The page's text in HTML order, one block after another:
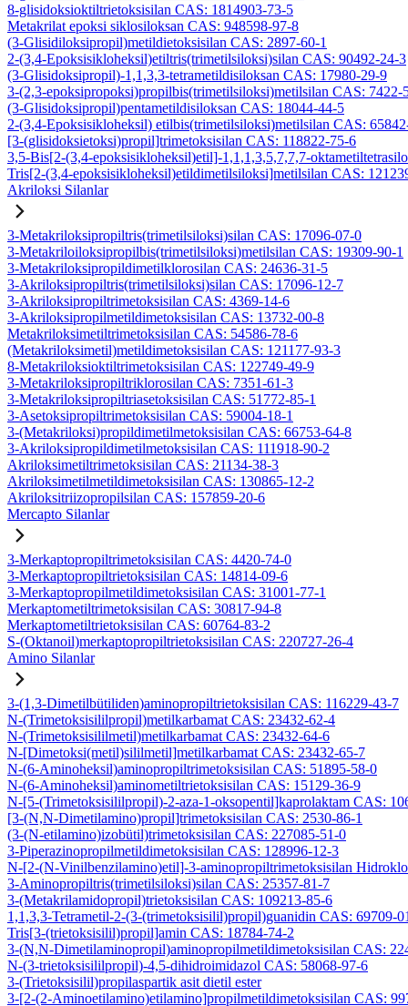
8-glisidoksioktiltrietoksisilan CAS: 1814903-73-5
Metakrilat epoksi siklosiloksan CAS: 948598-97-8
(3-Glisidiloksipropil)metildietoksisilan CAS: 2897-60-1
2-(3,4-Epoksisikloheksil)etiltris(trimetilsiloksi)silan CAS: 90492-24-3
(3-Glisidoksipropil)-1,1,3,3-tetrametildisiloksan CAS: 17980-29-9
3-(2,3-epoksipropoksi)propilbis(trimetilsiloksi)metilsilan CAS: 7422-
(3-Glisidoksipropil)pentametildisiloksan CAS: 18044-44-5
2-(3,4-Epoksisikloheksil) etilbis(trimetilsiloksi)metilsilan CAS:
[3-(glisidoksietoksi)propil]trimetoksisilan CAS: 118822-75-6
3,5-Bis[2-(3,4-epoksisikloheksil)etil]-1,1,1,3,5,7,7,7-
Tris[2-(3,4-epoksisikloheksil)etildimetilsiloksi]metilsilan CAS:
Akriloksi Silanlar
3-Metakriloksipropiltris(trimetilsiloksi)silan CAS: 17096-07-0
3-Metakriloiloksipropilbis(trimetilsiloksi)metilsilan CAS: 19309-90-1
3-Metakriloksipropildimetilklorosilan CAS: 24636-31-5
3-Akriloksipropiltris(trimetilsiloksi)silan CAS: 17096-12-7
3-Akriloksipropiltrimetoksisilan CAS: 4369-14-6
3-Akriloksipropilmetildimetoksisilan CAS: 13732-00-8
Metakriloksimetiltrimetoksisilan CAS: 54586-78-6
(Metakriloksimetil)metildimetoksisilan CAS: 121177-93-3
8-Metakriloksioktiltrimetoksisilan CAS: 122749-49-9
3-Metakriloksipropiltriklorosilan CAS: 7351-61-3
3-Metakriloksipropiltriasetoksisilan CAS: 51772-85-1
3-Asetoksipropiltrimetoksisilan CAS: 59004-18-1
3-(Metakriloksi)propildimetilmetoksisilan CAS: 66753-64-8
3-Akriloksipropildimetilmetoksisilan CAS: 111918-90-2
Akriloksimetiltrimetoksisilan CAS: 21134-38-3
Akriloksimetilmetildimetoksisilan CAS: 130865-12-2
Akriloksitriizopropilsilan CAS: 157859-20-6
Mercapto Silanlar
3-Merkaptopropiltrimetoksisilan CAS: 4420-74-0
3-Merkaptopropiltrietoksisilan CAS: 14814-09-6
3-Merkaptopropilmetildimetoksisilan CAS: 31001-77-1
Merkaptometiltrimetoksisilan CAS: 30817-94-8
Merkaptometiltrietoksisilan CAS: 60764-83-2
S-(Oktanoil)merkaptopropiltrietoksisilan CAS: 220727-26-4
Amino Silanlar
3-(1,3-Dimetilbütiliden)aminopropiltrietoksisilan CAS: 116229-43-7
N-(Trimetoksisililpropil)metilkarbamat CAS: 23432-62-4
N-(Trimetoksisililmetil)metilkarbamat CAS: 23432-64-6
N-[Dimetoksi(metil)sililmetil]metilkarbamat CAS: 23432-65-7
N-(6-Aminoheksil)aminopropiltrimetoksisilan CAS: 51895-58-0
N-(6-Aminoheksil)aminometiltrietoksisilan CAS: 15129-36-9
N-[5-(Trimetoksisililpropil)-2-aza-1-oksopentil]kaprolaktam CAS:
[3-(N,N-Dimetilamino)propil]trimetoksisilan CAS: 2530-86-1
(3-(N-etilamino)izobütil)trimetoksisilan CAS: 227085-51-0
3-Piperazinopropilmetildimetoksisilan CAS: 128996-12-3
N-[2-(N-Vinilbenzilamino)etil]-3-aminopropiltrimetoksisilan
3-Aminopropiltris(trimetilsiloksi)silan CAS: 25357-81-7
3-(Metakrilamidopropil)trietoksisilan CAS: 109213-85-6
1,1,3,3-Tetrametil-2-(3-(trimetoksisilil)propil)guanidin CAS: 69709-
Tris[3-(trietoksisilil)propil]amin CAS: 18784-74-2
3-(N,N-Dimetilaminopropil)aminopropilmetildimetoksisilan CAS:
N-(3-trietoksisililpropil)-4,5-dihidroimidazol CAS: 58068-97-6
3-(Trietoksisilil)propilaspartik asit dietil ester
3-[2-(2-Aminoetilamino)etilamino]propilmetildimetoksisilan CAS: